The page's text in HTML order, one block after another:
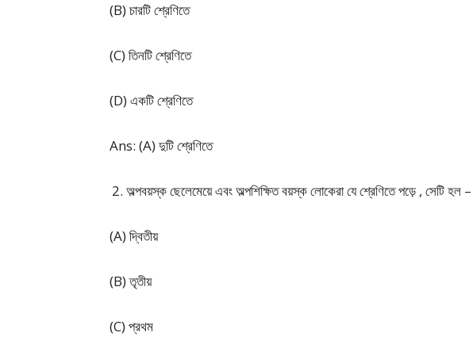
(B) চারটি শ্রেণিতে
(C) তিনটি শ্রেণিতে
(D) একটি শ্রেণিতে
Ans: (A) দুটি শ্রেণিতে
অল্পবয়স্ক ছেলেমেয়ে এবং অল্পশিক্ষিত বয়স্ক লোকেরা যে শ্রেণিতে পড়ে , সেটি হল –
(A) দ্বিতীয়
(B) তৃতীয়
(C) প্রথম